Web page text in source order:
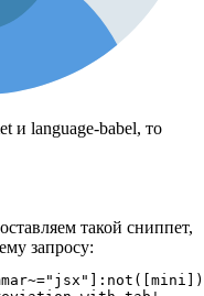
и language-babel, то
такой сниппет,
запросу: